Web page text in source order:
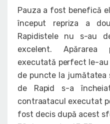
Pauza a fost benefică
început repriza a
Rapidistele nu s-au
excelent.
executată perfect le-
de puncte la
de Rapid s-a
contraatacul executat
fost decis după acest